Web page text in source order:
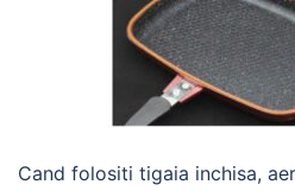
Cand folositi tigaia inchisa,